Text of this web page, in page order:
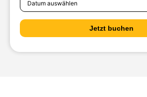
Jetzt buchen